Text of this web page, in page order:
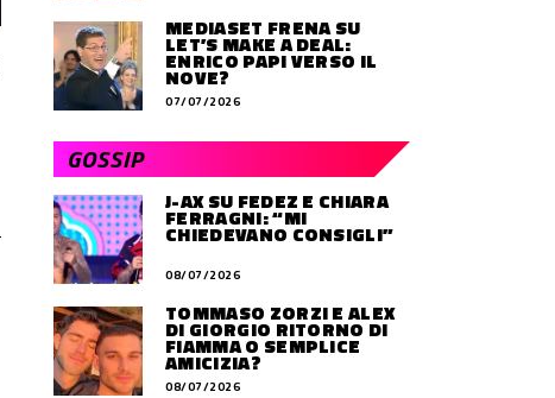
MEDIASET FRENA SU
LET’S MAKE A DEAL:
ENRICO PAPI VERSO IL
NOVE?
07/07/2026
GOSSIP
J-AX SU FEDEZ E CHIARA
FERRAGNI: “MI
CHIEDEVANO CONSIGLI”
08/07/2026
TOMMASO ZORZI E ALEX
DI GIORGIO RITORNO DI
FIAMMA O SEMPLICE
AMICIZIA?
08/07/2026